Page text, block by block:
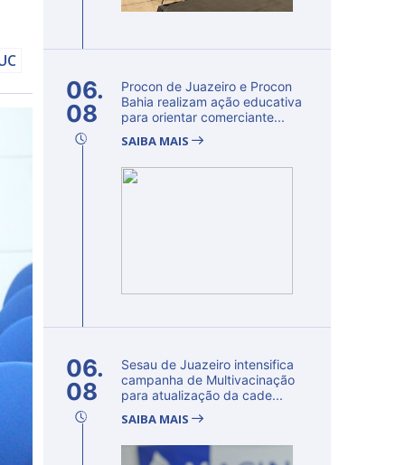
06.
08
Procon de Juazeiro e Procon
Bahia realizam ação educativa
para orientar comerciante...
SAIBA MAIS
06.
08
Sesau de Juazeiro intensifica
campanha de Multivacinação
para atualização da cade...
SAIBA MAIS